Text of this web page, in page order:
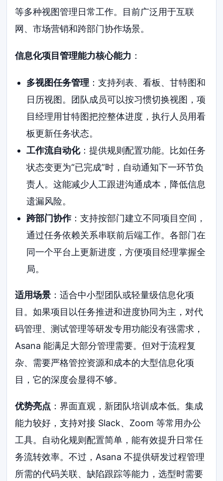
等多种视图管理日常工作。目前广泛用于互联
网、市场营销和跨部门协作场景。
信息化项目管理能力核心能力 ：
多视图任务管理 ：支持列表、看板、甘特图和
日历视图。团队成员可以按习惯切换视图，项
目经理用甘特图把控整体进度，执行人员用看
板更新任务状态。
工作流自动化：提供规则配置功能。比如任务
状态变更为“已完成”时，自动通知下一环节负
责人。这能减少人工跟进沟通成本，降低信息
遗漏风险。
跨部门协作：支持按部门建立不同项目空间，
通过任务依赖关系串联前后端工作。各部门在
同一个平台上更新进度，方便项目经理掌握全
局。
适用场景 ：适合中小型团队或轻量级信息化项
目。如果项目以任务推进和进度协同为主，对代
码管理、测试管理等研发专用功能没有强需求，
Asana 能满足大部分管理需要。但对于流程复
杂、需要严格管控资源和成本的大型信息化项
目，它的深度会显得不够。
优势亮点 ：界面直观，新团队培训成本低。集成
能力较好，支持对接 Slack、Zoom 等常用办公
工具。自动化规则配置简单，能有效提升日常任
务流转效率。不过，Asana 不提供研发过程管理
所需的代码关联、缺陷跟踪等能力，选型时需要